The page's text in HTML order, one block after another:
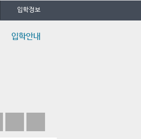
입학정보
입학안내